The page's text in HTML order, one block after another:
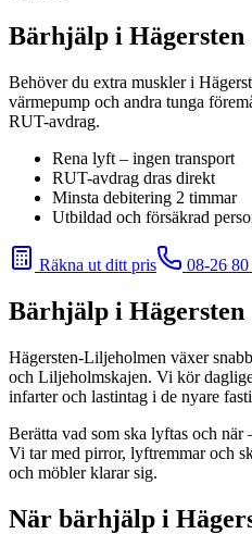
Bärhjälp i Hägersten
Behöver du extra muskler i
värmepump och andra tunga
RUT-avdrag.
Rena lyft – ingen transport
RUT-avdrag dras direkt
Minsta debitering 2 timmar
Utbildad och försäkrad
Räkna ut ditt pris 08-26 80
Bärhjälp i Hägersten
Hägersten-Liljeholmen växer
och Liljeholmskajen. Vi kör
infarter och lastintag i de nyare
Berätta vad som ska lyftas och
Vi tar med pirror, lyftremmar och
och möbler klarar sig.
När bärhjälp i